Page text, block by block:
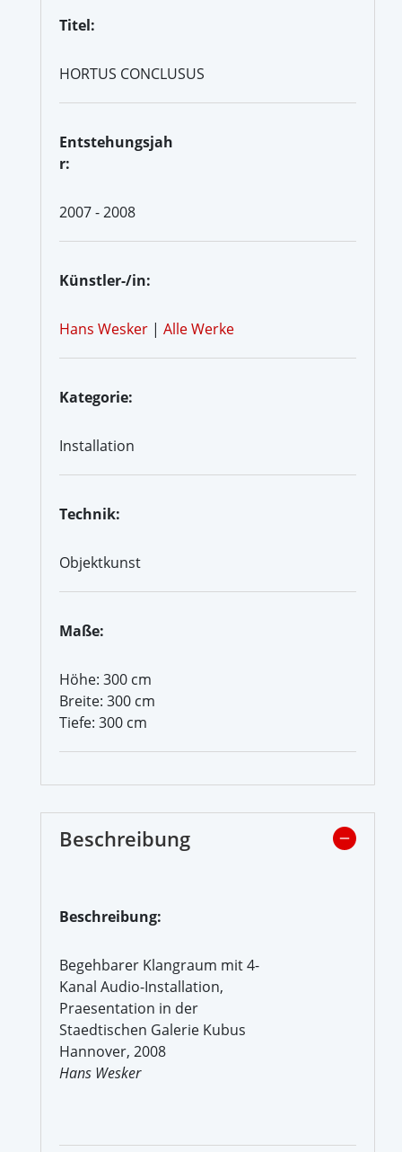
Titel:
HORTUS CONCLUSUS
Entstehungsjah
r:
2007 - 2008
Künstler-/in:
Hans Wesker | Alle Werke
Kategorie:
Installation
Technik:
Objektkunst
Maße:
Höhe: 300 cm
Breite: 300 cm
Tiefe: 300 cm
Beschreibung
Beschreibung:
Begehbarer Klangraum mit 4-
Kanal Audio-Installation,
Praesentation in der
Staedtischen Galerie Kubus
Hannover, 2008
Hans Wesker